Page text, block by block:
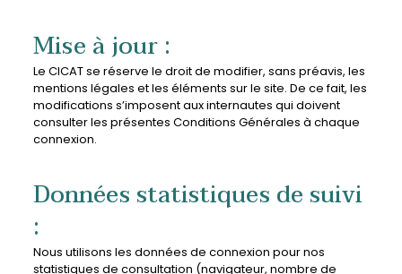
Mise à jour :
Le CICAT se réserve le droit de modifier, sans préavis, les
mentions légales et les éléments sur le site. De ce fait, les
modifications s’imposent aux internautes qui doivent
consulter les présentes Conditions Générales à chaque
connexion.
Données statistiques de suivi
:
Nous utilisons les données de connexion pour nos
statistiques de consultation (navigateur, nombre de